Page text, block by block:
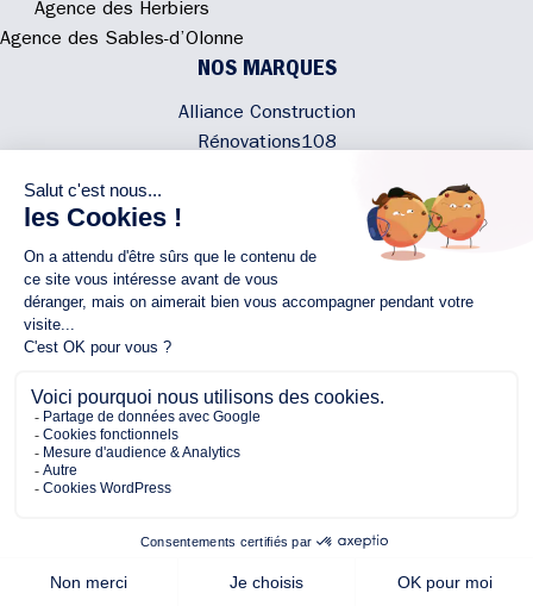
Agence des Herbiers
Agence des Sables-d’Olonne
NOS MARQUES
Alliance Construction
Rénovations108
NOUS CONTACTER
02 40 300 200
NOUS SUIVRE
Copyright © 2026 Alliance Protection des Données Personnelles